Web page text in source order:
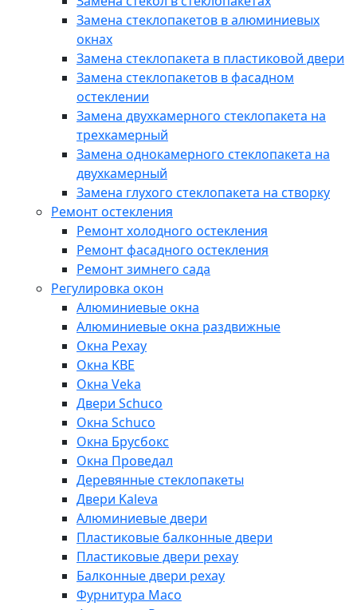
Замена стеклопакетов в алюминиевых
окнах
Замена стеклопакета в пластиковой двери
Замена стеклопакетов в фасадном
остеклении
Замена двухкамерного стеклопакета на
трехкамерный
Замена однокамерного стеклопакета на
двухкамерный
Замена глухого стеклопакета на створку
Ремонт остекления
Ремонт холодного остекления
Ремонт фасадного остекления
Ремонт зимнего сада
Регулировка окон
Алюминиевые окна
Алюминиевые окна раздвижные
Окна Рехау
Окна KBE
Окна Veka
Двери Schuco
Окна Schuco
Окна Брусбокс
Окна Проведал
Деревянные стеклопакеты
Двери Kaleva
Алюминиевые двери
Пластиковые балконные двери
Пластиковые двери рехау
Балконные двери рехау
Фурнитура Maco